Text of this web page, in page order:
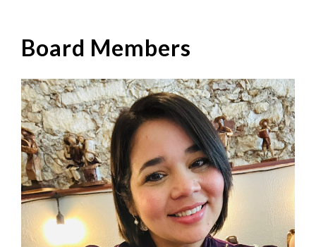
Board Members